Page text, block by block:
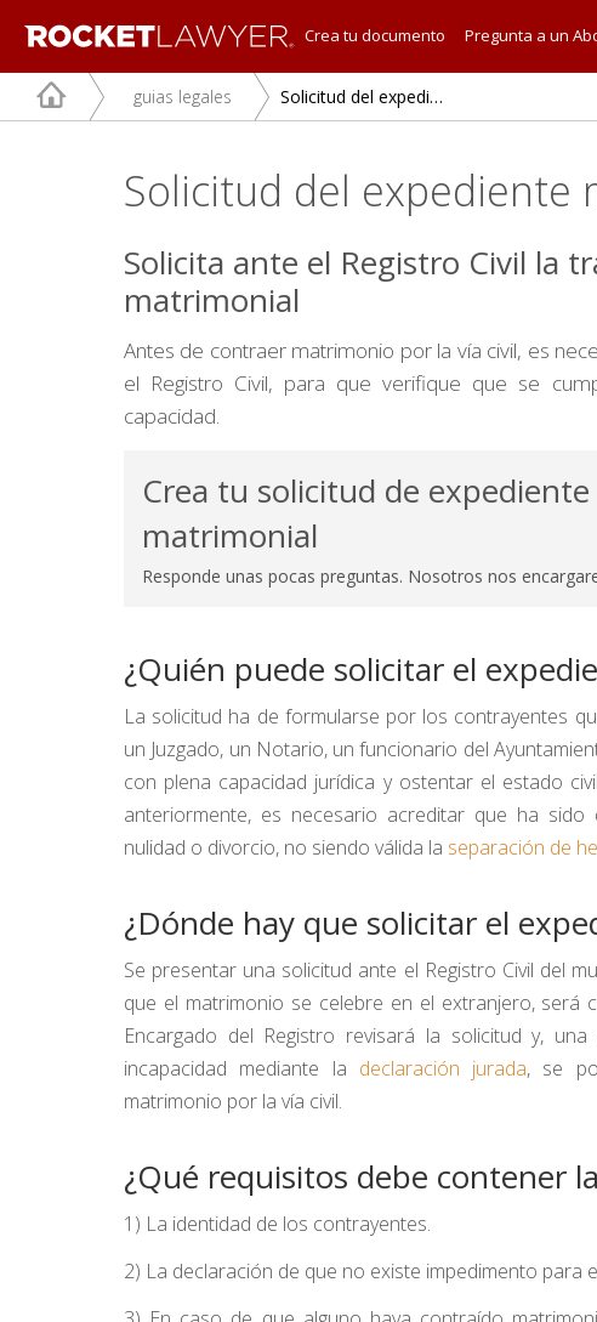
Crea tu documento Pregunta a un
guias legales Solicitud del expediente matrimonial
Solicitud del expediente
Solicita ante el Registro Civil la
matrimonial
Antes de contraer matrimonio por la vía civil, es
el Registro Civil, para que verifique que se
capacidad.
Crea tu solicitud de expediente
matrimonial
Responde unas pocas preguntas. Nosotros nos
¿Quién puede solicitar el
La solicitud ha de formularse por los contrayentes
un Juzgado, un Notario, un funcionario del
con plena capacidad jurídica y ostentar el estado
anteriormente, es necesario acreditar que ha
nulidad o divorcio, no siendo válida la separación de
¿Dónde hay que solicitar el
Se presentar una solicitud ante el Registro Civil del
que el matrimonio se celebre en el extranjero, será
Encargado del Registro revisará la solicitud y,
incapacidad mediante la declaración jurada, se
matrimonio por la vía civil.
¿Qué requisitos debe contener
1) La identidad de los contrayentes.
2) La declaración de que no existe impedimento para